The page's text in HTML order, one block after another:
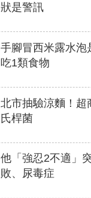
狀是警訊
手腳冒西米露水泡
吃1類食物
北市抽驗涼麵！超
氏桿菌
他「強忍2不適」
敗、尿毒症